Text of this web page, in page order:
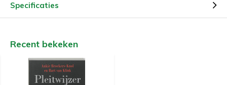
Specificaties
Recent bekeken